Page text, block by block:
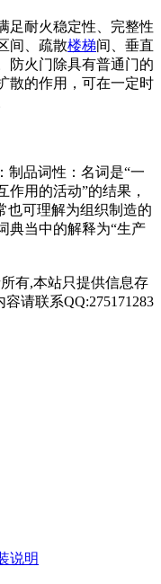
足耐火稳定性、完整性
间、疏散楼梯间、垂直
防火门除具有普通门的
散的作用，可在一定时
制品词性：名词是“一
用的活动”的结果，
也可理解为组织制造的
典当中的解释为“生产
有,本站只提供信息存
请联系QQ:275171283
说明